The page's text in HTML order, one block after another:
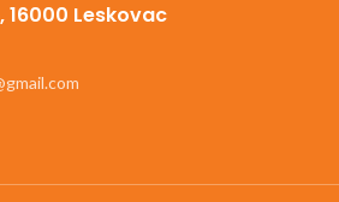
16000 Leskovac